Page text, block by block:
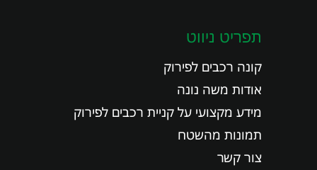
תפריט ניווט
קונה רכבים לפירוק
אודות משה נונה
מידע מקצועי על קניית רכבים לפירוק
תמונות מהשטח
צור קשר